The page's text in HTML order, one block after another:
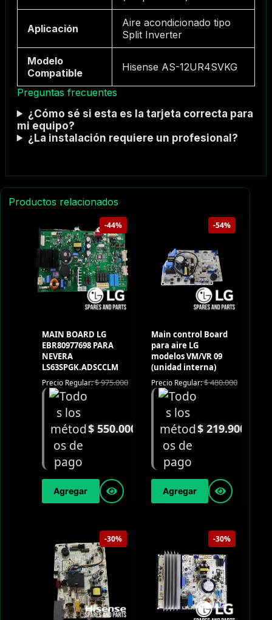
Aplicación
Aire acondicionado tipo
Split Inverter
Modelo
Compatible
Hisense AS-12UR4SVKG
Preguntas frecuentes
¿Cómo sé si esta es la tarjeta correcta para
mi equipo?
¿La instalación requiere un profesional?
Productos relacionados
-44%
MAIN BOARD LG
EBR80977698 PARA
NEVERA
LS63SPGK.ADSCCLM
Precio Regular:$975.000
$550.000
Agregar
-54%
Main control Board
para aire LG
modelos VM/VR 09
(unidad interna)
Precio Regular:$480.000
$219.900
Agregar
-30% -30%